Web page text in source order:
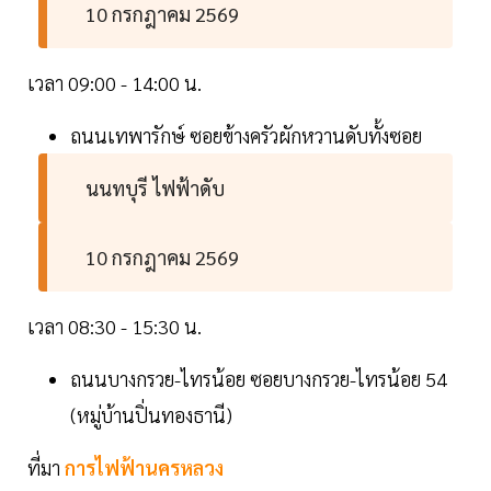
10 กรกฎาคม 2569
เวลา 09:00 - 14:00 น.
ถนนเทพารักษ์ ซอยข้างครัวผักหวานดับทั้งซอย
นนทบุรี ไฟฟ้าดับ
10 กรกฎาคม 2569
เวลา 08:30 - 15:30 น.
ถนนบางกรวย-ไทรน้อย ซอยบางกรวย-ไทรน้อย 54
(หมู่บ้านปิ่นทองธานี)
ที่มา การไฟฟ้านครหลวง